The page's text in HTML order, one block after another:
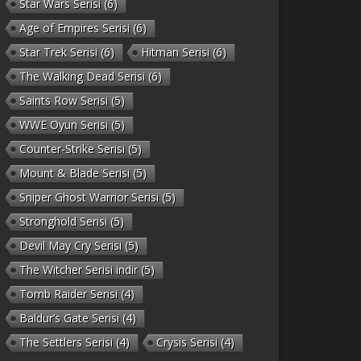
Star Wars Serisi (6)
Age of Empires Serisi (6)
Star Trek Serisi (6) Hitman Serisi (6)
The Walking Dead Serisi (6)
Saints Row Serisi (5)
WWE Oyun Serisi (5)
Counter-Strike Serisi (5)
Mount & Blade Serisi (5)
Sniper Ghost Warrior Serisi (5)
Stronghold Serisi (5)
Devil May Cry Serisi (5)
The Witcher Serisi indir(5)
Tomb Raider Serisi (4)
Baldur’s Gate Serisi (4)
The Settlers Serisi (4) Crysis Serisi (4)